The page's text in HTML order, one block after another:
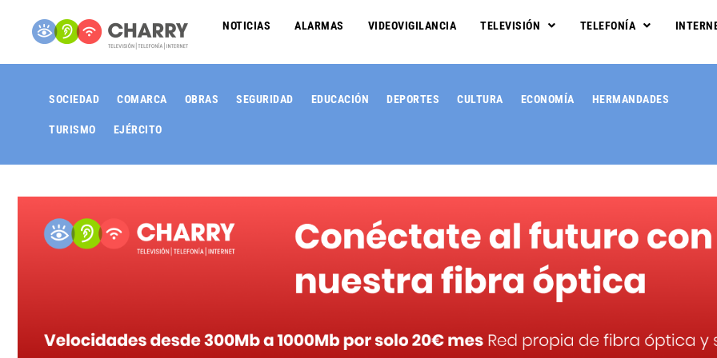
NOTICIAS ALARMAS VIDEOVIGILANCIA TELEVISIÓN TELEFONÍA
SOCIEDAD COMARCA OBRAS SEGURIDAD EDUCACIÓN DEPORTES CULTURA ECONOMÍA HERMANDADES
TURISMO EJÉRCITO